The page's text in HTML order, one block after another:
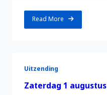
Read More
Uitzending
Zaterdag 1 augustus